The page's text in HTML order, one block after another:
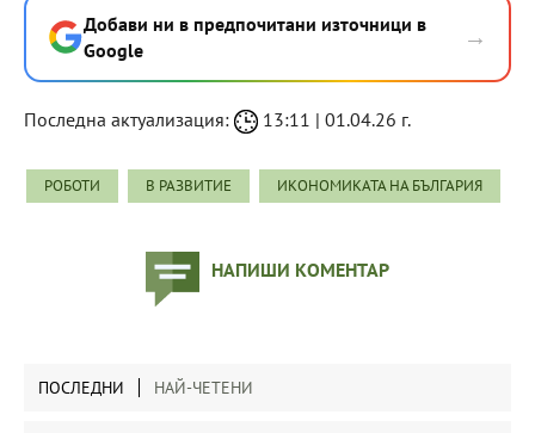
Добави ни в предпочитани източници в
Google
→
Последна актуализация: 13:11 | 01.04.26 г.
РОБОТИ В РАЗВИТИЕ ИКОНОМИКАТА НА БЪЛГАРИЯ
НАПИШИ КОМЕНТАР
ПОСЛЕДНИ НАЙ-ЧЕТЕНИ